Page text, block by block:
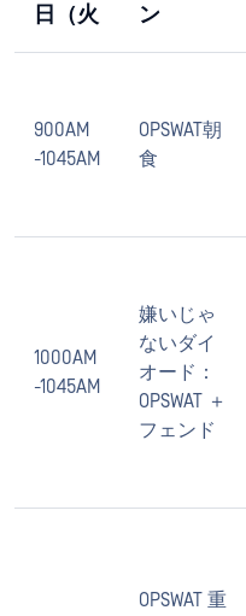
日（火
ン
900AM
-1045AM
OPSWAT朝
食
1000AM
-1045AM
嫌いじゃ
ないダイ
オード：
OPSWAT ＋
フェンド
OPSWAT 重